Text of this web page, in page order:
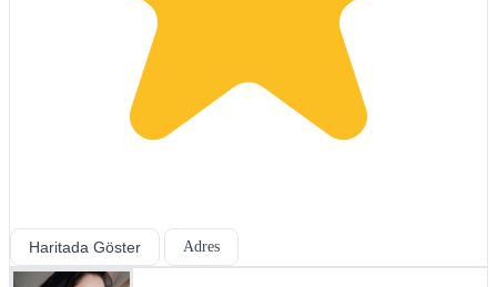
Haritada Göster Adres